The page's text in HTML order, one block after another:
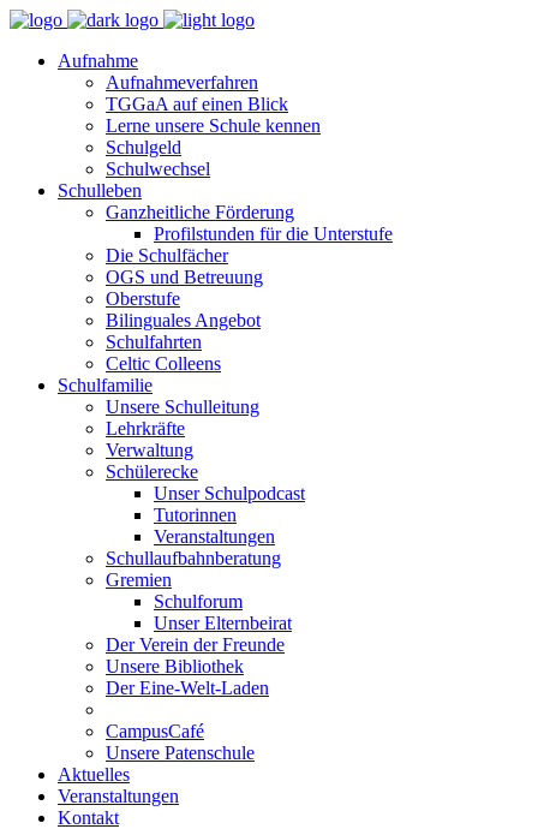
Aufnahme
Aufnahmeverfahren
TGGaA auf einen Blick
Lerne unsere Schule kennen
Schulgeld
Schulwechsel
Schulleben
Ganzheitliche Förderung
Profilstunden für die Unterstufe
Die Schulfächer
OGS und Betreuung
Oberstufe
Bilinguales Angebot
Schulfahrten
Celtic Colleens
Schulfamilie
Unsere Schulleitung
Lehrkräfte
Verwaltung
Schülerecke
Unser Schulpodcast
Tutorinnen
Veranstaltungen
Schullaufbahnberatung
Gremien
Schulforum
Unser Elternbeirat
Der Verein der Freunde
Unsere Bibliothek
Der Eine-Welt-Laden
CampusCafé
Unsere Patenschule
Aktuelles
Veranstaltungen
Kontakt